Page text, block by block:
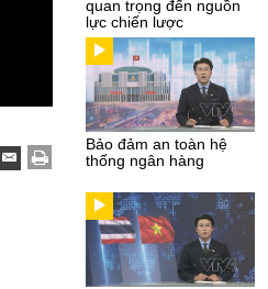
quan trọng đến nguồn
lực chiến lược
Bảo đảm an toàn hệ
thống ngân hàng